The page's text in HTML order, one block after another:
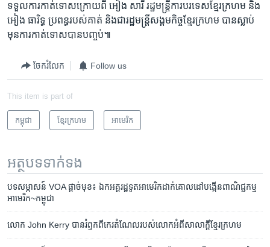
ទទួល​ការ​កាត់ទោស​ក្រោយពី​ អៀង សារី​ រដ្ឋមន្ត្រី​ការ​បរទេស​ខ្មែរក្រហម ​និង​
អៀង ធារិទ្ធ ​ប្រពន្ធ​របស់​គាត់​ និង​ជា​រដ្ឋមន្ត្រី​សង្គមកិច្ច​ខ្មែរក្រហម​ បាន​ស្លាប់​
មុន​ការ​កាត់ទោស​បាន​បញ្ចប់៕
ចែករំលែក Follow us
This item is part of
កម្ពុជា ខ្មែរ​ក្រហម អាមេរិក​
អត្ថបទ​ទាក់ទង
បទ​សម្ភាសន៍ VOA ផ្តាច់មុខ៖ ឯក​អគ្គរដ្ឋ​ទូត​​អាមេរិក​​​​​​​​ដាក់​គោលដៅ​​​​បង្កើន​​​ពាណិជ្ជកម្ម​
អាមេរិក​‍~កម្ពុជា​​
លោក ​John Kerry ​បាន​រំឭក​​ពីកេរតំណែល​របស់​លោក​អំពី​សាលាក្តី​ខ្មែរ​ក្រហម